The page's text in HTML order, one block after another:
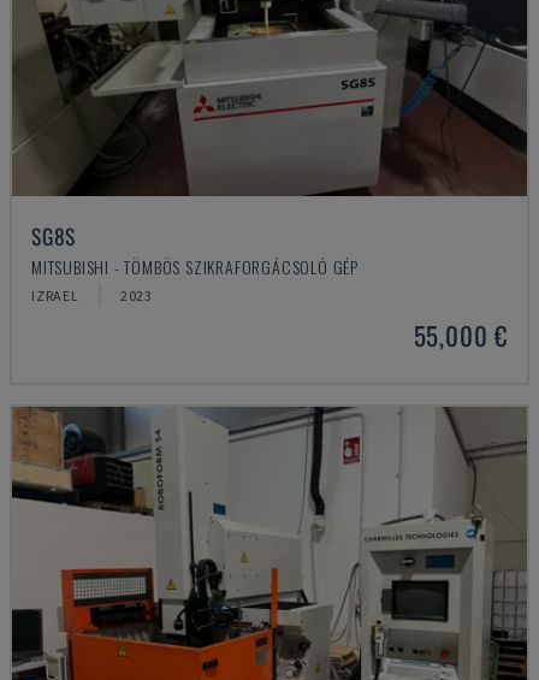
SG8S
MITSUBISHI - TÖMBÖS SZIKRAFORGÁCSOLÓ GÉP
IZRAEL 2023
55,000 €